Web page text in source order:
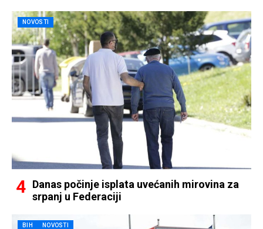
NOVOSTI
Danas počinje isplata uvećanih mirovina za
srpanj u Federaciji
BIH NOVOSTI